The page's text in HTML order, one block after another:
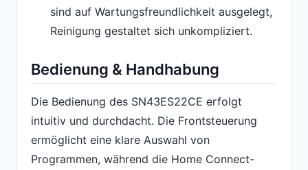
sind auf Wartungsfreundlichkeit ausgelegt,
Reinigung gestaltet sich unkompliziert.
Bedienung & Handhabung
Die Bedienung des SN43ES22CE erfolgt
intuitiv und durchdacht. Die Frontsteuerung
ermöglicht eine klare Auswahl von
Programmen, während die Home Connect-